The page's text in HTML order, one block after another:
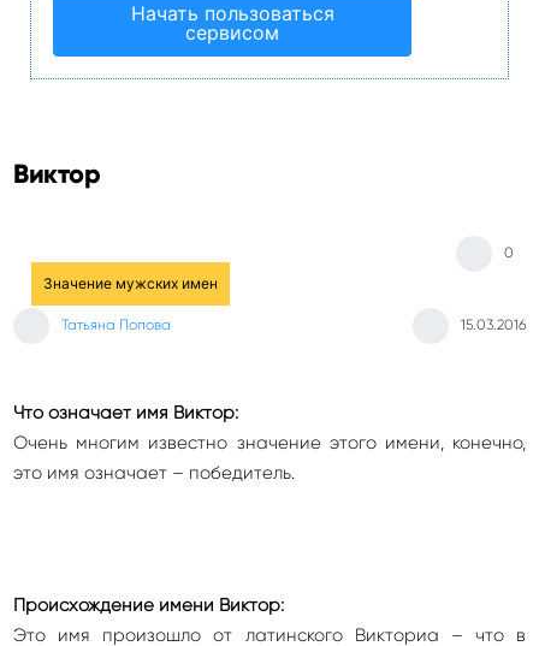
Начать пользоваться
сервисом
Виктор
Значение мужских имен
Татьяна Попова 15.03.2016
0
Что означает имя Виктор:
Очень многим известно значение этого имени, конечно,
это имя означает – победитель.
Происхождение имени Виктор:
Это имя произошло от латинского Викториа – что в